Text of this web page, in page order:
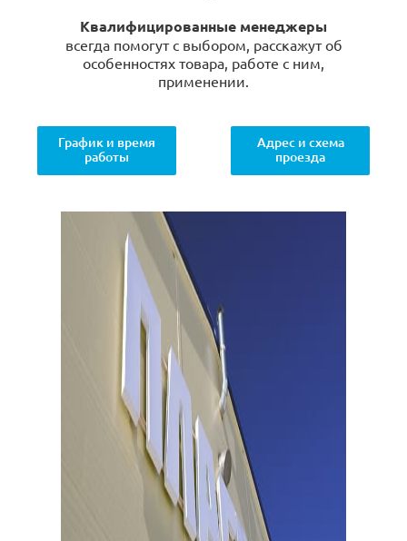
Квалифицированные менеджеры
всегда помогут с выбором, расскажут об
особенностях товара, работе с ним,
применении.
График и время
работы
Адрес и схема
проезда